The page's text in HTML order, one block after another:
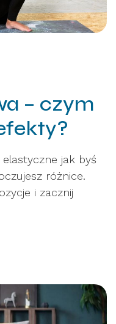
– czym
jak byś
różnice.
i zacznij